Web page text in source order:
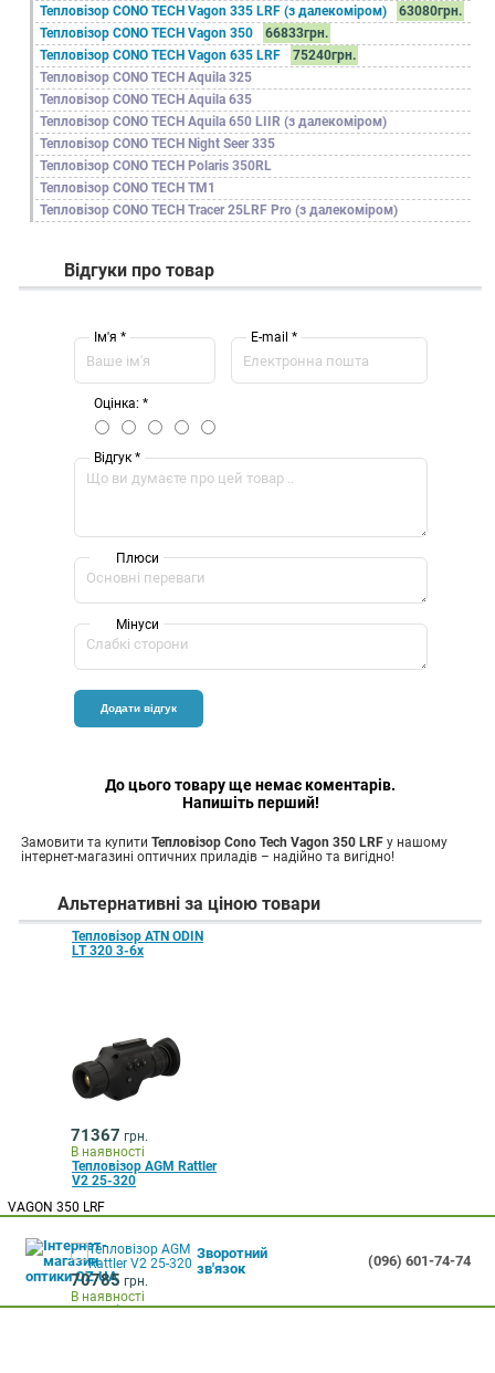
Тепловізор CONO TECH Vagon 335 LRF (з далекоміром)
63080грн.
Тепловізор CONO TECH Vagon 350
66833грн.
Тепловізор CONO TECH Vagon 635 LRF
75240грн.
Тепловізор CONO TECH Aquila 325
Тепловізор CONO TECH Aquila 635
Тепловізор CONO TECH Aquila 650 LIIR (з далекоміром)
Тепловізор CONO TECH Night Seer 335
Тепловізор CONO TECH Polaris 350RL
Тепловізор CONO TECH TM1
Тепловізор CONO TECH Tracer 25LRF Pro (з далекоміром)
Тепловізор CONO TECH Tracer 650LRF (з далекоміром)
Відгуки про товар
Ім'я * E-mail *
Оцінка: *
Відгук *
Плюси
Мінуси
До цього товару ще немає коментарів.
Напишіть перший!
Замовити та купити Тепловізор Cono Tech Vagon 350 LRF у нашому
інтернет-магазині оптичних приладів – надійно та вигідно!
Альтернативні за ціною товари
Тепловізор ATN ODIN
LT 320 3-6x
71367 грн.
В наявності
Тепловізор AGM Rattler
V2 25-320
70785 грн.
В наявності
Тепловізор GUIDE
VAGON 350 LRF
Зворотний
зв'язок
(096) 601-74-74